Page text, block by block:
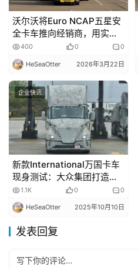
沃尔沃将Euro NCAP五星安
全卡车推向经销商，用实战
体验诠释安全标杆
400 0 0
HeSeaOtter 2026年3月22日
企业快讯
新款International万国卡车
现身测试：大众集团打造全
新驾驶室
1.1K 0 0
HeSeaOtter 2025年10月10日
发表回复